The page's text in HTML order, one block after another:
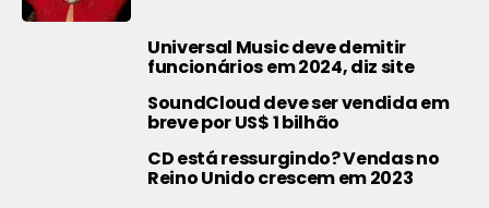
Universal Music deve demitir
funcionários em 2024, diz site
SoundCloud deve ser vendida em
breve por US$ 1 bilhão
CD está ressurgindo? Vendas no
Reino Unido crescem em 2023